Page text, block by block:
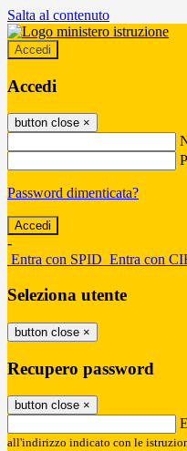
Salta al contenuto
Accedi
Accedi
button close ×
Password dimenticata?
-
Entra con SPID Entra con
Seleziona utente
button close ×
Recupero password
button close ×
all'indirizzo indicato con le